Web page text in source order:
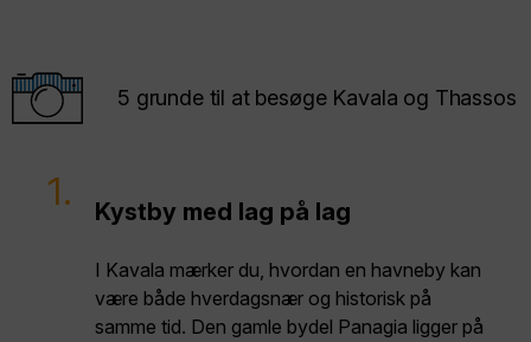
5 grunde til at besøge Kavala og Thassos
1. Kystby med lag på lag
I Kavala mærker du, hvordan en havneby kan
være både hverdagsnær og historisk på
samme tid. Den gamle bydel Panagia ligger på